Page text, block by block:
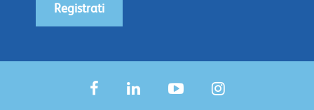
Registrati